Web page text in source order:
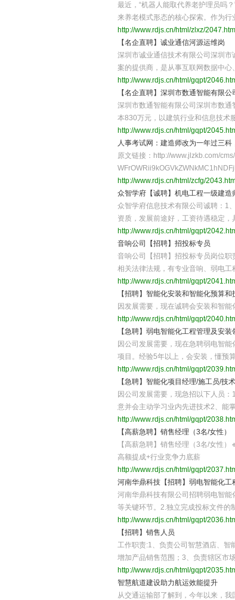
最近，“机器人能取代养老护理员吗
来养老模式形态的核心探索。作为行
http://www.rdjs.cn/html/zlxz/2047.html
【名企直聘】诚业通信河源运维岗
深圳市诚业通信技术有限公司深圳
案的提供商，是从事互联网数据中心
http://www.rdjs.cn/html/gqpt/
【名企直聘】深圳市数通智能有限
深圳市数通智能有限公司深圳市数
本830万元，以建筑行业和信息技术
http://www.rdjs.cn/html/gqpt/
人事考试网：建造师改为一年过三
原文链接：http://www.jlzkb.com/
http://www.rdjs.cn/html/zcfg/
众智学府【诚聘】机电工程一级建造
众智学府信息技术有限公司诚聘：1
资质，发展前途好，工资待遇稳定，
http://www.rdjs.cn/html/gqpt/
音响公司【招聘】招投标专员
音响公司【招聘】招投标专员岗位
相关法律法规，有专业音响、弱电工
http://www.rdjs.cn/html/gqpt/
【招聘】智能化安装和智能化预算和
因发展需要，现在诚聘会安装和智
http://www.rdjs.cn/html/gqpt/
【急聘】弱电智能化工程管理及安装
因公司发展需要，现在急聘弱电智
项目。经验5年以上，会安装，懂预
http://www.rdjs.cn/html/gqpt/
【急聘】智能化项目经理/施工员/技
因公司发展需要，现急招以下人员
意并会主动学习业内先进技术2、能
http://www.rdjs.cn/html/gqpt/
【高薪急聘】销售经理（3名/女性）
【高薪急聘】销售经理（3名/女性
高额提成+行业竞争力底薪
http://www.rdjs.cn/html/gqpt/
河南华鼎科技【招聘】弱电智能化工
河南华鼎科技有限公司招聘弱电智
等关键环节。2.独立完成投标文件的
http://www.rdjs.cn/html/gqpt/
【招聘】销售人员
工作职责:1、负责公司智慧酒店、智
增加产品销售范围；3、负责辖区市
http://www.rdjs.cn/html/gqpt/
智慧航道建设助力航运效能提升
从交通运输部了解到，今年以来，